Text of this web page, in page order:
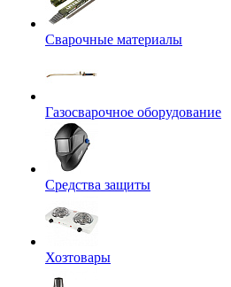
Сварочные материалы
Газосварочное оборудование
Средства защиты
Хозтовары